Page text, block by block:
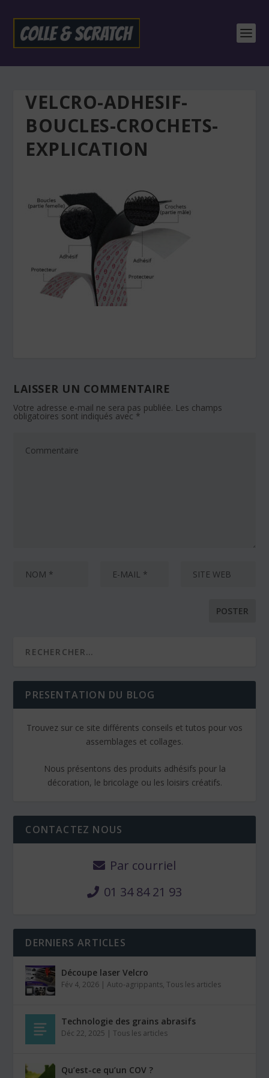
VELCRO-ADHESIF-
BOUCLES-CROCHETS-
EXPLICATION
LAISSER UN COMMENTAIRE
Votre adresse e-mail ne sera pas publiée. Les champs
obligatoires sont indiqués avec *
PRESENTATION DU BLOG
Trouvez sur ce site différents conseils et tutos pour vos
assemblages et collages.
Nous présentons des produits adhésifs pour la
décoration, le bricolage ou les loisirs créatifs.
CONTACTEZ NOUS
Par courriel
01 34 84 21 93
DERNIERS ARTICLES
Découpe laser Velcro
Fév 4, 2026 |Auto-agrippants,Tous les articles
Technologie des grains abrasifs
Déc 22, 2025 |Tous les articles
Qu’est-ce qu’un COV ?